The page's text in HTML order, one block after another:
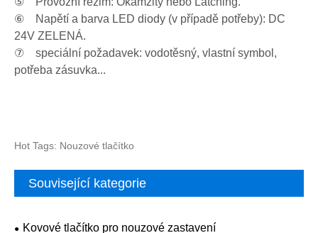
⑥ Napětí a barva LED diody (v případě potřeby): DC
24V ZELENÁ.
⑦ speciální požadavek: vodotěsný, vlastní symbol,
potřeba zásuvka...
Hot Tags: Nouzové tlačítko
Související kategorie
Kovové tlačítko pro nouzové zastavení